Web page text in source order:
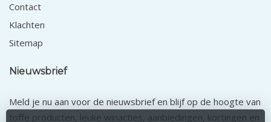
Contact
Klachten
Sitemap
Nieuwsbrief
Meld je nu aan voor de nieuwsbrief en blijf op de hoogte van
toffe producten, leuke winacties, aanbiedingen, kortingen en